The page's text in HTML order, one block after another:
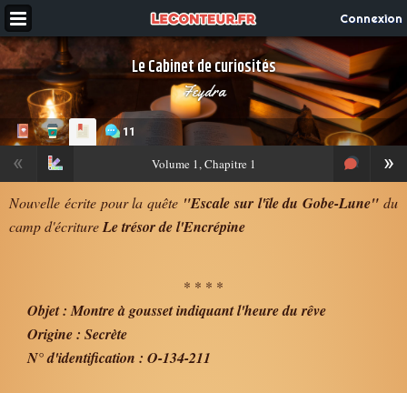
Connexion
Le Cabinet de curiosités
Feydra
11
« »
Volume1, Chapitre 1
Nouvelle écrite pour la quête "Escale sur l'île du Gobe-Lune" du
camp d'écritureLe trésor de l'Encrépine
* * * *
Objet : Montre à gousset indiquant l'heure du rêve
Origine : Secrète
N° d'identification : O-134-211